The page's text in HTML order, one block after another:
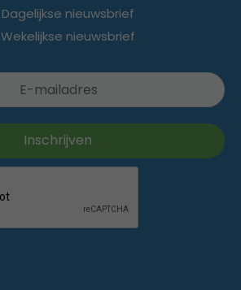
Dagelijkse nieuwsbrief
Wekelijkse nieuwsbrief